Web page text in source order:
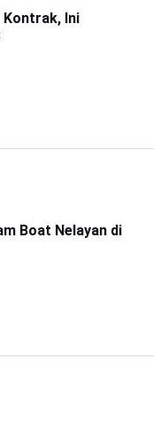
Ini
Boat Nelayan di